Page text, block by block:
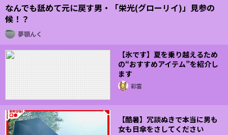
なんでも舐めて元に戻す男・「栄光(グローリイ)」見参の
候！？
夢顎んく
【氷です】夏を乗り越えるため
の“おすすめアイテム”を紹介し
ます
彩雲
【酷暑】冗談ぬきで本当に男も
女も日傘をさしてください